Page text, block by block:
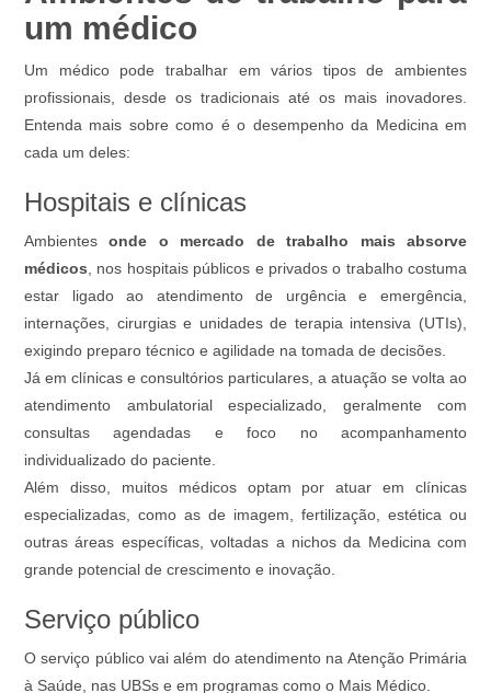
um médico
Um médico pode trabalhar em vários tipos de ambientes
profissionais, desde os tradicionais até os mais inovadores.
Entenda mais sobre como é o desempenho da Medicina em
cada um deles:
Hospitais e clínicas
Ambientesonde o mercado de trabalho mais absorve
médicos, nos hospitais públicos e privados o trabalho costuma
estar ligado ao atendimento de urgência e emergência,
internações, cirurgias e unidades de terapia intensiva (UTIs),
exigindo preparo técnico e agilidade na tomada de decisões.
Já em clínicas e consultórios particulares, a atuação se volta ao
atendimento ambulatorial especializado, geralmente com
consultas agendadas e foco no acompanhamento
individualizado do paciente.
Além disso, muitos médicos optam por atuar em clínicas
especializadas, como as de imagem, fertilização, estética ou
outras áreas específicas, voltadas a nichos da Medicina com
grande potencial de crescimento e inovação.
Serviço público
O serviço público vai além do atendimento na Atenção Primária
à Saúde, nas UBSs e em programas como o Mais Médico.